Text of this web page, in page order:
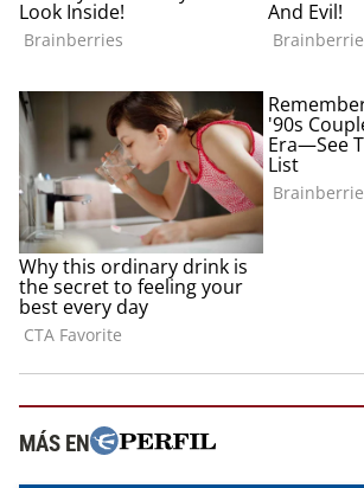
MÁS EN